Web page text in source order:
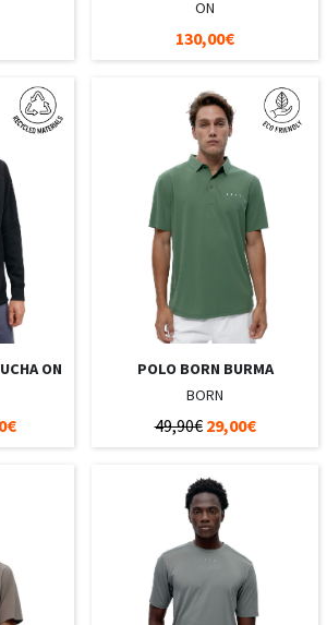
ON
130,00€
ON
POLO BORN BURMA
BORN
49,90€ 29,00€